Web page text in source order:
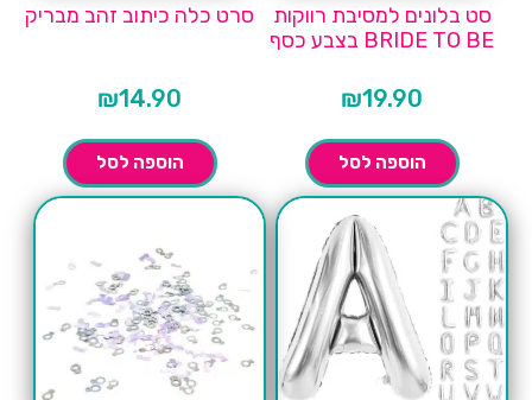
סט בלונים למסיבת רווקות
BRIDE TO BE בצבע כסף
₪19.90
הוספה לסל
סרט כלה כיתוב זהב מבריק
₪14.90
הוספה לסל